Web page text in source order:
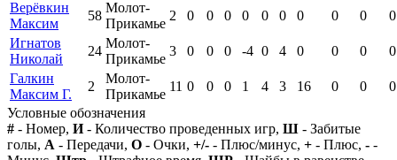
Верёвкин
Максим
58
Молот-
Прикамье
2 0 0 0 0 0 0 0 0 0
0
Игнатов
Николай
24
Молот-
Прикамье
3 0 0 0 -4 0 4 0 0 0
0
Галкин
Максим Г.
2
Молот-
Прикамье
11 0 0 0 1 4 3 16 0 0
0
Условные обозначения
# - Номер, И- Количество проведенных игр, Ш - Забитые
голы, А - Передачи, О - Очки, +/- - Плюс/минус, + - Плюс, - -